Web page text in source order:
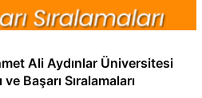
Ali Aydınlar Üniversitesi
Başarı Sıralamaları